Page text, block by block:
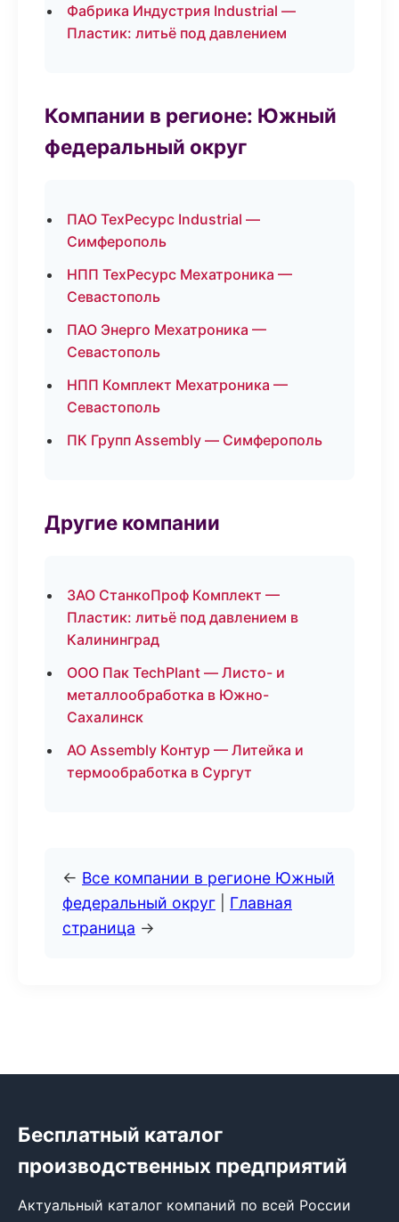
Фабрика Индустрия Industrial —
Пластик: литьё под давлением
Компании в регионе: Южный
федеральный округ
ПАО ТехРесурс Industrial —
Симферополь
НПП ТехРесурс Мехатроника —
Севастополь
ПАО Энерго Мехатроника —
Севастополь
НПП Комплект Мехатроника —
Севастополь
ПК Групп Assembly — Симферополь
Другие компании
ЗАО СтанкоПроф Комплект —
Пластик: литьё под давлением в
Калининград
ООО Пак TechPlant — Листо- и
металлообработка в Южно-
Сахалинск
АО Assembly Контур — Литейка и
термообработка в Сургут
← Все компании в регионе Южный
федеральный округ
Главная
страница →
Бесплатный каталог
производственных предприятий
Актуальный каталог компаний по всей России